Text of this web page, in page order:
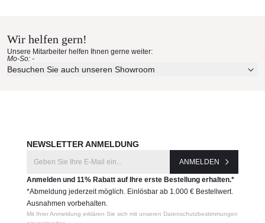
Wir helfen gern!
Unsere Mitarbeiter helfen Ihnen gerne weiter:
Mo-So: -
Besuchen Sie auch unseren Showroom
NEWSLETTER ANMELDUNG
ANMELDEN
Anmelden und 11% Rabatt auf Ihre erste Bestellung erhalten.*
*Abmeldung jederzeit möglich. Einlösbar ab 1.000 € Bestellwert.
Ausnahmen vorbehalten.
Mit Ihrer Anmeldung erklären Sie sich mit unseren Datenschutzbestimmungen